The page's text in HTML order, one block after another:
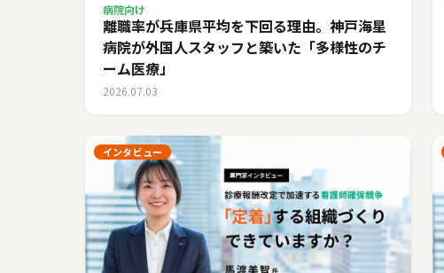
病院向け
離職率が兵庫県平均を下回る理由。神戸海星
病院が外国人スタッフと築いた「多様性のチ
ーム医療」
2026.07.03
インタビュー